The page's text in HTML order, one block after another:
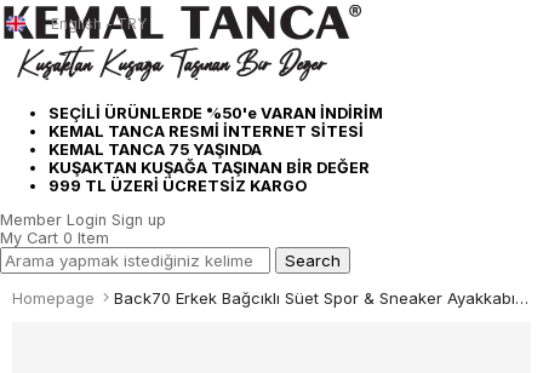
SEÇİLİ ÜRÜNLERDE %50'e VARAN İNDİRİM
KEMAL TANCA RESMİ İNTERNET SİTESİ
KEMAL TANCA 75 YAŞINDA
KUŞAKTAN KUŞAĞA TAŞINAN BİR DEĞER
999 TL ÜZERİ ÜCRETSİZ KARGO
English - TRY
Member Login Sign up
My Cart 0 Item
Homepage Back70 Erkek Bağcıklı Süet Spor & Sneaker Ayakkabı N26